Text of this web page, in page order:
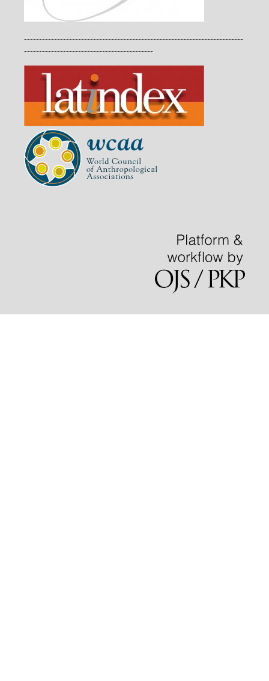
-------------------------------------------------------------------------
-------------------------------------------